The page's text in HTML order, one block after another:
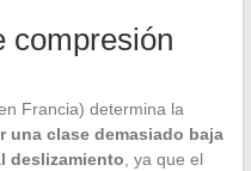
compresión
Francia) determina la
una clase demasiado baja
deslizamiento , ya que el